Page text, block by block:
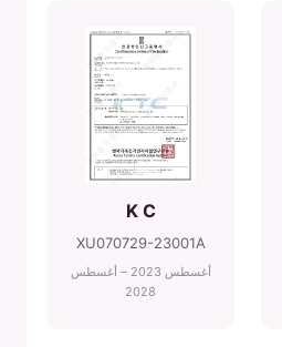
K C
XU070729-23001A
أغسطس 2023 – أغسطس
2028